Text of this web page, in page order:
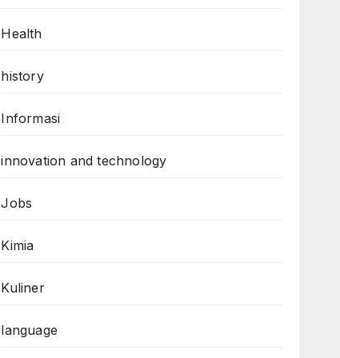
Health
history
Informasi
innovation and technology
Jobs
Kimia
Kuliner
language